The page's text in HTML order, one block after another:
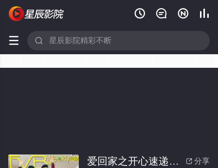
   
 
 分享
爱回家之开心速递粤语